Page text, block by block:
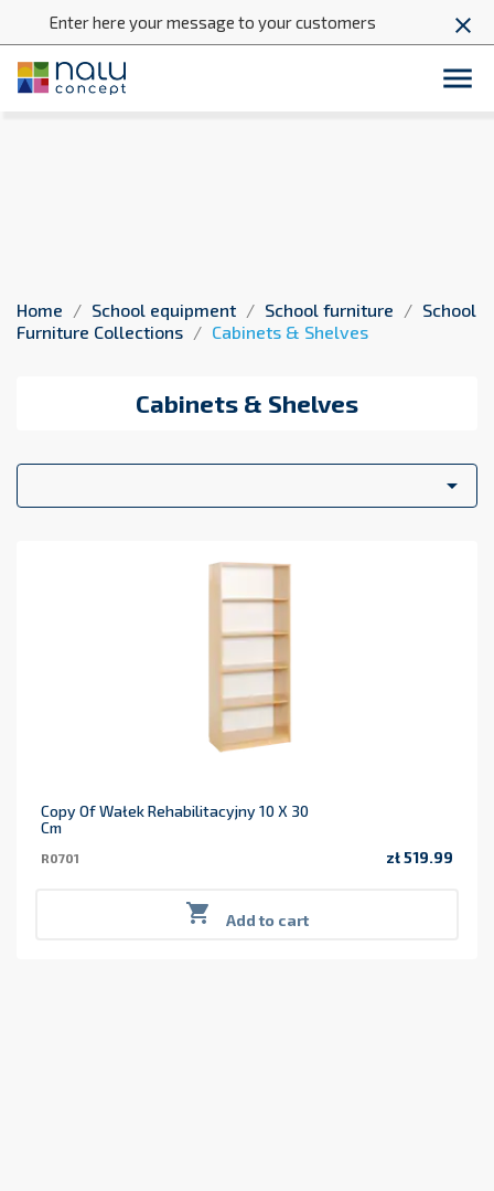
Enter here your message to your customers close

Cabinets & Shelves
Home School equipment School furniture
School
Furniture Collections
Cabinets & Shelves
Cabinets & Shelves

Copy Of Wałek Rehabilitacyjny 10 X 30
Cm
R0701 zł 519.99
 Add to cart